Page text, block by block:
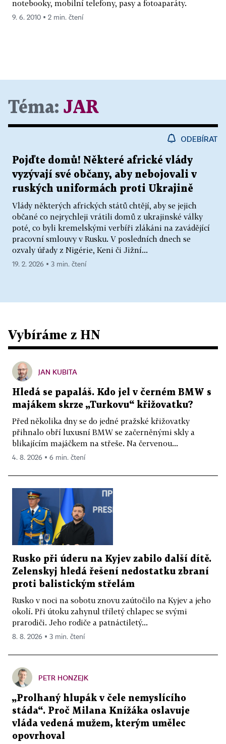
notebooky, mobilní telefony, pasy a fotoaparáty.
9. 6. 2010 ▪ 2 min. čtení
Téma: JAR
ODEBÍRAT
Pojďte domů! Některé africké vlády
vyzývají své občany, aby nebojovali v
ruských uniformách proti Ukrajině
Vlády některých afrických států chtějí, aby se jejich
občané co nejrychleji vrátili domů z ukrajinské války
poté, co byli kremelskými verbíři zlákáni na zavádějící
pracovní smlouvy v Rusku. V posledních dnech se
ozvaly úřady z Nigérie, Keni či Jižní...
19. 2. 2026 ▪ 3 min. čtení
Vybíráme z HN
JAN KUBITA
Hledá se papaláš. Kdo jel v černém BMW s
majákem skrze „Turkovu“ křižovatku?
Před několika dny se do jedné pražské křižovatky
přihnalo obří luxusní BMW se začerněnými skly a
blikajícím majáčkem na střeše. Na červenou...
4. 8. 2026 ▪ 6 min. čtení
Rusko při úderu na Kyjev zabilo další dítě.
Zelenskyj hledá řešení nedostatku zbraní
proti balistickým střelám
Rusko v noci na sobotu znovu zaútočilo na Kyjev a jeho
okolí. Při útoku zahynul tříletý chlapec se svými
prarodiči. Jeho rodiče a patnáctiletý...
8. 8. 2026 ▪ 3 min. čtení
PETR HONZEJK
„Prolhaný hlupák v čele nemyslícího
stáda“. Proč Milana Knížáka oslavuje
vláda vedená mužem, kterým umělec
opovrhoval